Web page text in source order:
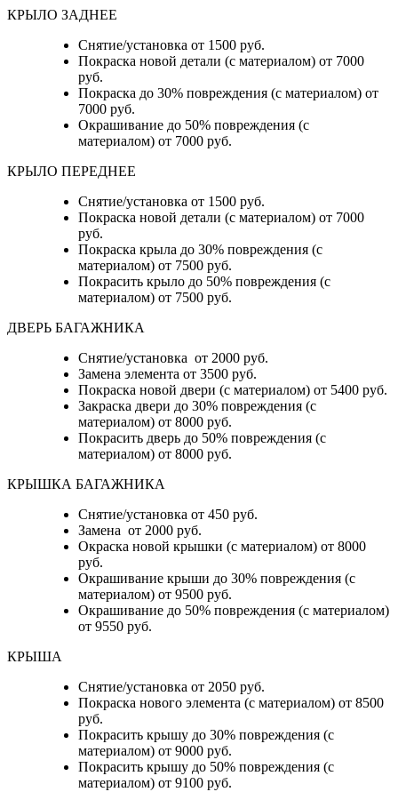
КРЫЛО ЗАДНЕЕ
Снятие/установка от 1500 руб.
Покраска новой детали (с материалом) от 7000
руб.
Покраска до 30% повреждения (с материалом) от
7000 руб.
Окрашивание до 50% повреждения (с
материалом) от 7000 руб.
КРЫЛО ПЕРЕДНЕЕ
Снятие/установка от 1500 руб.
Покраска новой детали (с материалом) от 7000
руб.
Покраска крыла до 30% повреждения (с
материалом) от 7500 руб.
Покрасить крыло до 50% повреждения (с
материалом) от 7500 руб.
ДВЕРЬ БАГАЖНИКА
Снятие/установка от 2000 руб.
Замена элемента от 3500 руб.
Покраска новой двери (с материалом) от 5400 руб.
Закраска двери до 30% повреждения (с
материалом) от 8000 руб.
Покрасить дверь до 50% повреждения (с
материалом) от 8000 руб.
КРЫШКА БАГАЖНИКА
Снятие/установка от 450 руб.
Замена от 2000 руб.
Окраска новой крышки (с материалом) от 8000
руб.
Окрашивание крыши до 30% повреждения (с
материалом) от 9500 руб.
Окрашивание до 50% повреждения (с материалом)
от 9550 руб.
КРЫША
Снятие/установка от 2050 руб.
Покраска нового элемента (с материалом) от 8500
руб.
Покрасить крышу до 30% повреждения (с
материалом) от 9000 руб.
Покрасить крышу до 50% повреждения (с
материалом) от 9100 руб.